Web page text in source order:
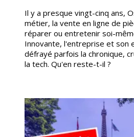
Il y a presque vingt-cinq ans,
métier, la vente en ligne de
réparer ou entretenir soi-
Innovante, l'entreprise et son
défrayé parfois la chronique,
la tech. Qu'en reste-t-il ?